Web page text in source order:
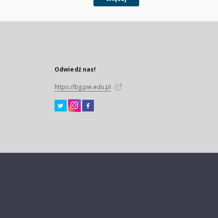
Odwiedź nas!
https://bg.pw.edu.pl